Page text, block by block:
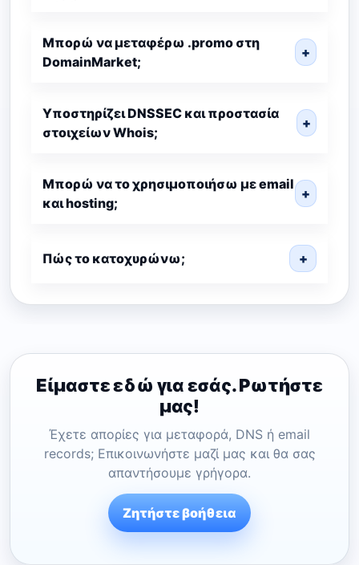
Μπορώ να μεταφέρω .promo στη
DomainMarket;
+
Υποστηρίζει DNSSEC και προστασία
στοιχείων Whois;
+
Μπορώ να το χρησιμοποιήσω με email
και hosting;
+
Πώς το κατοχυρώνω; +
Είμαστε εδώ για εσάς. Ρωτήστε
μας!
Έχετε απορίες για μεταφορά, DNS ή email
records; Επικοινωνήστε μαζί μας και θα σας
απαντήσουμε γρήγορα.
Ζητήστε βοήθεια